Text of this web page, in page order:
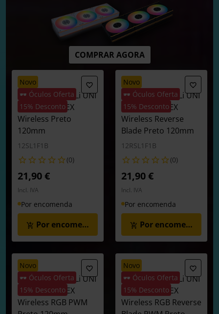
novo
🕶️ Óculos Oferta
15% Desconto
Ventoinha Lian Li UNI
FAN SL120 FLEX
Wireless Preto
120mm
12SL1F1B
(0)
21,90 €
Incl. IVA
Por encomenda
Por encomenda
novo
🕶️ Óculos Oferta
15% Desconto
Ventoinha Lian Li UNI
FAN SL120 FLEX
Wireless Reverse
Blade Preto 120mm
12RSL1F1B
(0)
21,90 €
Incl. IVA
Por encomenda
Por encomenda
novo
🕶️ Óculos Oferta
15% Desconto
Ventoinha Lian Li UNI
FAN CL120 FLEX
Wireless RGB PWM
novo
🕶️ Óculos Oferta
15% Desconto
Ventoinha Lian Li UNI
FAN CL120 FLEX
Wireless RGB Reverse
COMPRAR AGORA